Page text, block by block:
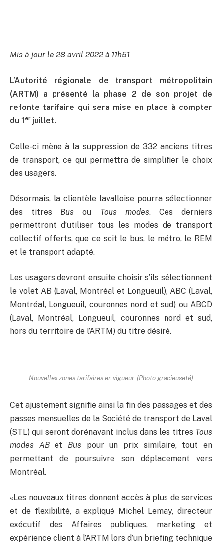
Mis à jour le 28 avril 2022 à 11h51
L’Autorité régionale de transport métropolitain
(ARTM) a présenté la phase 2 de son projet de
refonte tarifaire qui sera mise en place à compter
du 1 erjuillet.
Celle-ci mène à la suppression de 332 anciens titres
de transport, ce qui permettra de simplifier le choix
des usagers.
Désormais, la clientèle lavalloise pourra sélectionner
des titres Bus ou Tous modes. Ces derniers
permettront d’utiliser tous les modes de transport
collectif offerts, que ce soit le bus, le métro, le REM
et le transport adapté.
Les usagers devront ensuite choisir s’ils sélectionnent
le volet AB (Laval, Montréal et Longueuil), ABC (Laval,
Montréal, Longueuil, couronnes nord et sud) ou ABCD
(Laval, Montréal, Longueuil, couronnes nord et sud,
hors du territoire de l’ARTM) du titre désiré.
Nouvelles zones tarifaires en vigueur. (Photo gracieuseté)
Cet ajustement signifie ainsi la fin des passages et des
passes mensuelles de la Société de transport de Laval
(STL) qui seront dorénavant inclus dans les titres Tous
modes ABet Bus pour un prix similaire, tout en
permettant de poursuivre son déplacement vers
Montréal.
«Les nouveaux titres donnent accès à plus de services
et de flexibilité, a expliqué Michel Lemay, directeur
exécutif des Affaires publiques, marketing et
expérience client à l’ARTM lors d’un briefing technique